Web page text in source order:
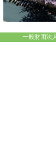
一般財団法